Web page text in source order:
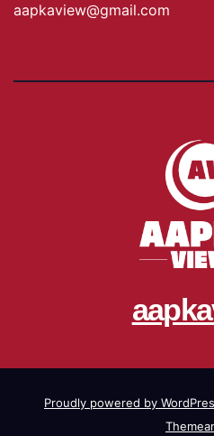
aapkaview@gmail.com
Proudly powered by